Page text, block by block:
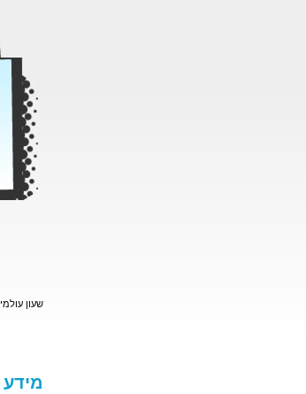
שעון עולמי
מידע